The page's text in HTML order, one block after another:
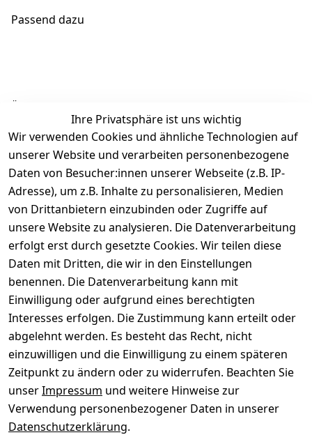
Passend dazu
Ähnliche Produkte
Ihre Privatsphäre ist uns wichtig
Wir verwenden Cookies und ähnliche Technologien auf
unserer Website und verarbeiten personenbezogene
Daten von Besucher:innen unserer Webseite (z.B. IP-
Adresse), um z.B. Inhalte zu personalisieren, Medien
von Drittanbietern einzubinden oder Zugriffe auf
unsere Website zu analysieren. Die Datenverarbeitung
erfolgt erst durch gesetzte Cookies. Wir teilen diese
Daten mit Dritten, die wir in den Einstellungen
benennen. Die Datenverarbeitung kann mit
Einwilligung oder aufgrund eines berechtigten
Interesses erfolgen. Die Zustimmung kann erteilt oder
abgelehnt werden. Es besteht das Recht, nicht
einzuwilligen und die Einwilligung zu einem späteren
Zeitpunkt zu ändern oder zu widerrufen. Beachten Sie
unserImpressum und weitere Hinweise zur
Verwendung personenbezogener Daten in unserer
Datenschutzerklärung.
Rechtliches
AGB
Impressum
Datenschutze
rklärung
Barrierefreihe
itserklärung
Widerrufsrec
ht
Über uns
Kontakt
Registrieren
Kataloge zum
Download
Pflege &
Kundendienst
Kiefermöbel
Hilfe
Wir
versenden
mit
Zahle
bequem per